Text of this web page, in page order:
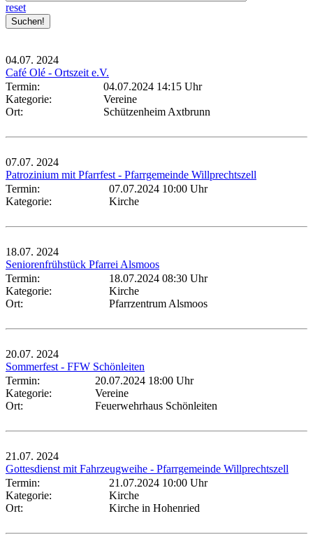
reset
04.07. 2024
Café Olé - Ortszeit e.V.
Termin:
04.07.2024 14:15 Uhr
Kategorie:
Vereine
Ort:
Schützenheim Axtbrunn
07.07. 2024
Patrozinium mit Pfarrfest - Pfarrgemeinde Willprechtszell
Termin:
07.07.2024 10:00 Uhr
Kategorie:
Kirche
18.07. 2024
Seniorenfrühstück Pfarrei Alsmoos
Termin:
18.07.2024 08:30 Uhr
Kategorie:
Kirche
Ort:
Pfarrzentrum Alsmoos
20.07. 2024
Sommerfest - FFW Schönleiten
Termin:
20.07.2024 18:00 Uhr
Kategorie:
Vereine
Ort:
Feuerwehrhaus Schönleiten
21.07. 2024
Gottesdienst mit Fahrzeugweihe - Pfarrgemeinde Willprechtszell
Termin:
21.07.2024 10:00 Uhr
Kategorie:
Kirche
Ort:
Kirche in Hohenried